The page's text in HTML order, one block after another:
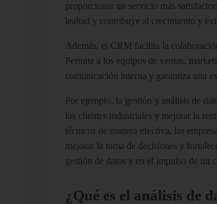
proporcionar un servicio más
lealtad y contribuye al crecimiento y
Además, el CRM facilita la
Permite a los equipos de ventas,
comunicación interna y garantiza una
Por ejemplo, la gestión y análisis de
los clientes industriales y mejorar la
técnicos de manera efectiva, las
mejorar la toma de decisiones y
gestión de datos y en el impulso de un
¿Qué es el análisis de